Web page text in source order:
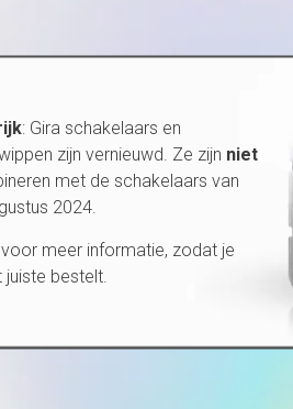
: Gira schakelaars en
zijn vernieuwd. Ze zijn niet
met de schakelaars van
2024.
voor meer informatie, zodat je
juiste bestelt.